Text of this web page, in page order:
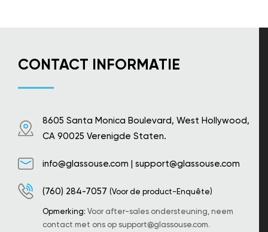
CONTACT INFORMATIE
8605 Santa Monica Boulevard, West Hollywood,
CA 90025 Verenigde Staten.
info@glassouse.com | support@glassouse.com
(760) 284-7057 (Voor de product-Enquête)
Opmerking: Voor after-sales ondersteuning, neem
contact met ons op support@glassouse.com.